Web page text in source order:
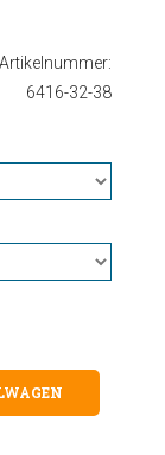
Artikelnummer:
6416-32-38